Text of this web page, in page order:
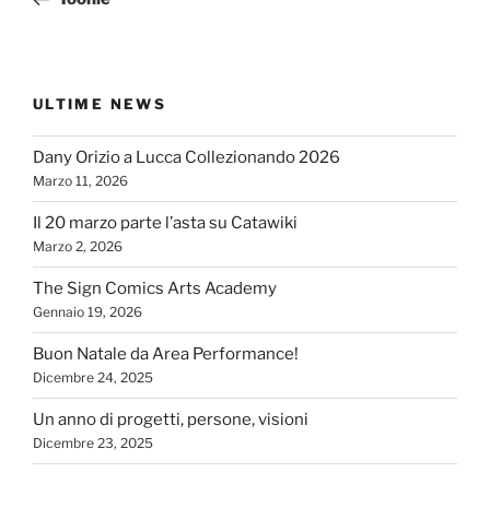
ULTIME NEWS
Dany Orizio a Lucca Collezionando 2026
Marzo 11, 2026
Il 20 marzo parte l’asta su Catawiki
Marzo 2, 2026
The Sign Comics Arts Academy
Gennaio 19, 2026
Buon Natale da Area Performance!
Dicembre 24, 2025
Un anno di progetti, persone, visioni
Dicembre 23, 2025